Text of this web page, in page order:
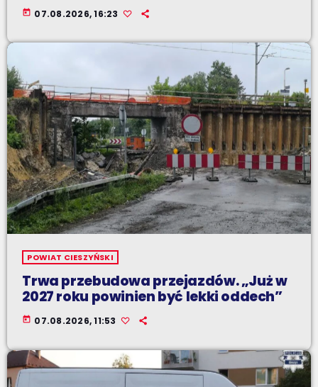
today 07.08.2026, 16:23
POWIAT CIESZYŃSKI
Trwa przebudowa przejazdów. „Już w
2027 roku powinien być lekki oddech”
today 07.08.2026, 11:53